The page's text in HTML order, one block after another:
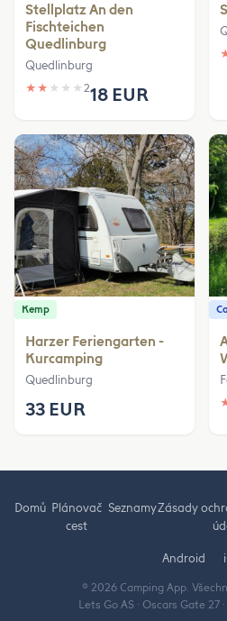
Stellplatz An den
Fischteichen
Quedlinburg
Quedlinburg
★ ★ ★ ★ ★ 218 EUR
Kemp
Harzer Feriengarten -
Kurcamping
Quedlinburg
33 EUR
Domů Plánovač
cest
SeznamyZásady
Android
© 2026 Camping App.
Lets Go AS · Oscars Gate 27